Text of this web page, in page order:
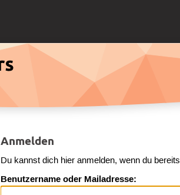
Anmelden
Du kannst dich hier anmelden, wenn du bereits
Benutzername oder Mailadresse: